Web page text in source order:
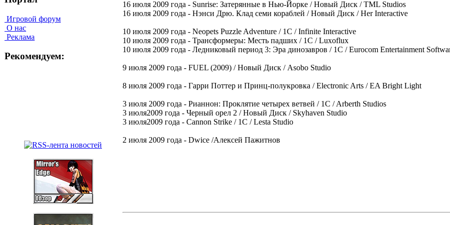
Игровой форум
О нас
Реклама
Рекомендуем:
16 июля 2009 года - Sunrise: Затерянные в Нью-Йорке / Новый Диск / TML Studios
16 июля 2009 года - Нэнси Дрю. Клад семи кораблей / Новый Диск / Her Interactive
10 июля 2009 года - Neopets Puzzle Adventure / 1C / Infinite Interactive
10 июля 2009 года - Трансформеры: Месть падших / 1C / Luxoflux
10 июля 2009 года - Ледниковый период 3: Эра динозавров / 1C / Eurocom Entertainment
9 июля 2009 года - FUEL (2009) / Новый Диск / Asobo Studio
8 июля 2009 года - Гарри Поттер и Принц-полукровка / Electronic Arts / EA Bright Light
3 июля 2009 года - Рианнон: Проклятие четырех ветвей / 1C / Arberth Studios
3 июля2009 года - Черный орел 2 / Новый Диск / Skyhaven Studio
3 июля2009 года - Cannon Strike / 1C / Lesta Studio
2 июля 2009 года - Dwice /Алексей Пажитнов